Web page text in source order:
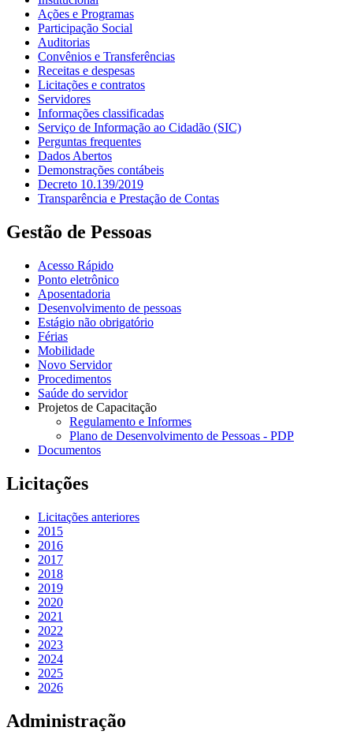
Ações e Programas
Participação Social
Auditorias
Convênios e Transferências
Receitas e despesas
Licitações e contratos
Servidores
Informações classificadas
Serviço de Informação ao Cidadão (SIC)
Perguntas frequentes
Dados Abertos
Demonstrações contábeis
Decreto 10.139/2019
Transparência e Prestação de Contas
Gestão de Pessoas
Acesso Rápido
Ponto eletrônico
Aposentadoria
Desenvolvimento de pessoas
Estágio não obrigatório
Férias
Mobilidade
Novo Servidor
Procedimentos
Saúde do servidor
Projetos de Capacitação
Regulamento e Informes
Plano de Desenvolvimento de Pessoas - PDP
Documentos
Licitações
Licitações anteriores
2015
2016
2017
2018
2019
2020
2021
2022
2023
2024
2025
2026
Administração